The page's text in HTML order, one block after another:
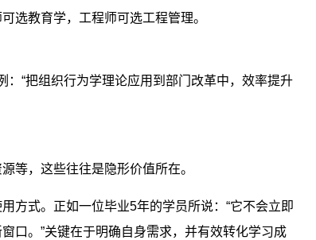
选教育学，工程师可选工程管理。
“把组织行为学理论应用到部门改革中，效率提升
等，这些往往是隐形价值所在。
方式。正如一位毕业5年的学员所说：“它不会立即
口。”关键在于明确自身需求，并有效转化学习成